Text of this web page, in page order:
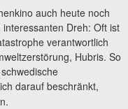
auch heute noch
Dreh: Oft ist
verantwortlich
Hubris. So
darauf beschränkt,